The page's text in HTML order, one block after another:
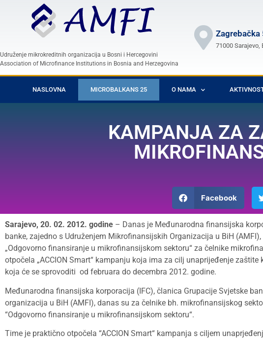
Udruženje mikrokreditnih organizacija u Bosni i Hercegovini
Association of Microfinance Institutions in Bosnia and Herzegovina
Zagrebačka
71000 Sarajevo,
NASLOVNA MICROBALKANS 25 O NAMA
KAMPANJA ZA
Facebook
Sarajevo, 20. 02. 2012. godine – Danas je Međunarodna finansijska
banke, zajedno s Udruženjem Mikrofinansijskih Organizacija u BiH
„Odgovorno finansiranje u mikrofinansijskom sektoru“ za čelnike
otpočela „ACCION Smart“ kampanju koja ima za cilj unaprijeđenje
koja će se sprovoditi od februara do decembra 2012. godine.
Međunarodna finansijska korporacija (IFC), članica Grupacije Svjetske
organizacija u BiH (AMFI), danas su za čelnike bh. mikrofinansijskog
“Odgovorno finansiranje u mikrofinansijskom sektoru“.
Time je praktično otpočela “ACCION Smart“ kampanja s ciljem